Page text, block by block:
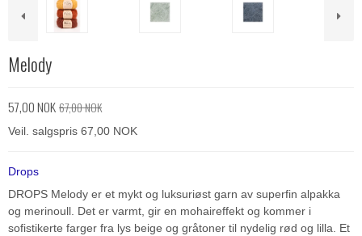
Melody
57,00 NOK67,00 NOK
Veil. salgspris 67,00 NOK
Drops
DROPS Melody er et mykt og luksuriøst garn av superfin alpakka
og merinoull. Det er varmt, gir en mohaireffekt og kommer i
sofistikerte farger fra lys beige og gråtoner til nydelig rød og lilla. Et